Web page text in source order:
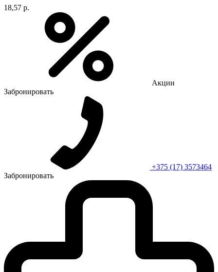
18,57 р.
Акции
Забронировать
+375 (17) 3573464
Забронировать